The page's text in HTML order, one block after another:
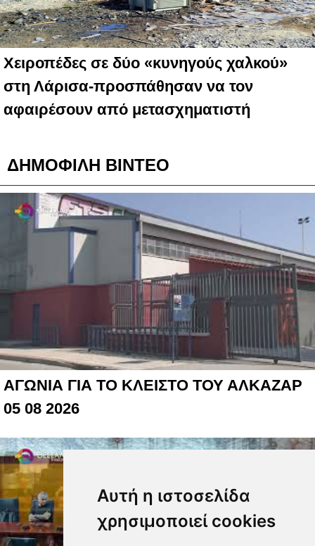
Αυτή η ιστοσελίδα
χρησιμοποιεί cookies
Χειροπέδες σε δύο «κυνηγούς χαλκού»
στη Λάρισα-προσπάθησαν να τον
αφαιρέσουν από μετασχηματιστή
ΔΗΜΟΦΙΛΗ ΒΙΝΤΕΟ
ΑΓΩΝΙΑ ΓΙΑ ΤΟ ΚΛΕΙΣΤΟ ΤΟΥ ΑΛΚΑΖΑΡ
05 08 2026